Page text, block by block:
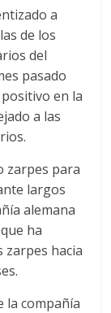
a
de los
del
pasado
en la
a las
zarpes para
largos
alemana
ha
zarpes hacia
la compañía